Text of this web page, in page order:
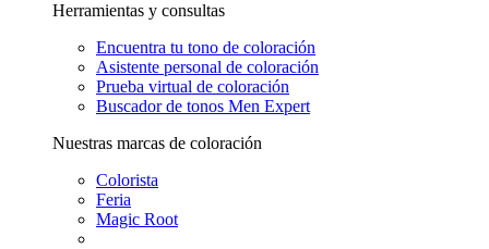
Herramientas y consultas
Encuentra tu tono de coloración
Asistente personal de coloración
Prueba virtual de coloración
Buscador de tonos Men Expert
Nuestras marcas de coloración
Colorista
Feria
Magic Root